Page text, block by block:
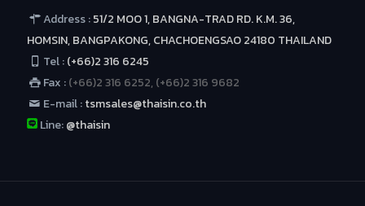
Address :51/2 MOO 1, BANGNA-TRAD RD. K.M. 36,
HOMSIN, BANGPAKONG, CHACHOENGSAO 24180 THAILAND
Tel :(+66)2 316 6245
Fax :(+66)2 316 6252, (+66)2 316 9682
E-mail :tsmsales@thaisin.co.th
Line:@thaisin